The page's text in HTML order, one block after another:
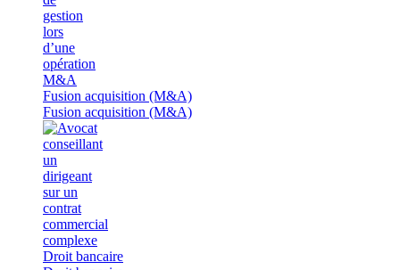
Fusion acquisition (M&A)
Fusion acquisition (M&A)
Droit bancaire